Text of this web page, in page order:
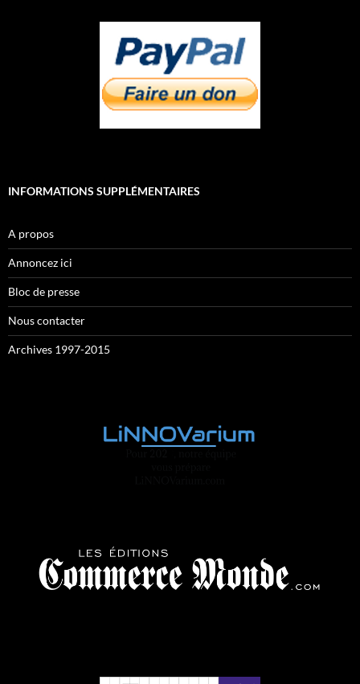
INFORMATIONS SUPPLÉMENTAIRES
A propos
Annoncez ici
Bloc de presse
Nous contacter
Archives 1997-2015